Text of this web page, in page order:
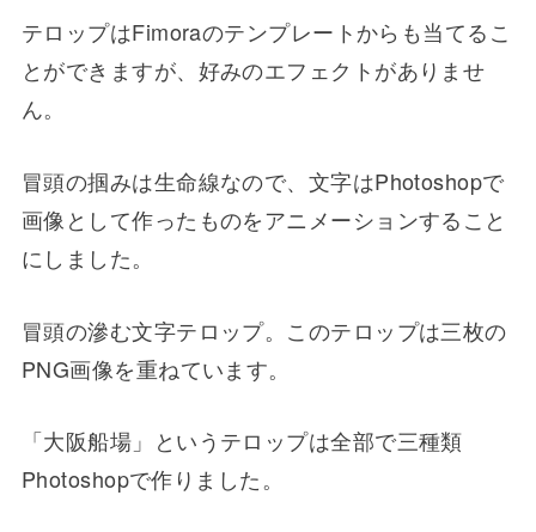
テロップはFimoraのテンプレートからも当てるこ
とができますが、好みのエフェクトがありませ
ん。
冒頭の掴みは生命線なので、文字はPhotoshopで
画像として作ったものをアニメーションすること
にしました。
冒頭の滲む文字テロップ。このテロップは三枚の
PNG画像を重ねています。
「大阪船場」というテロップは全部で三種類
Photoshopで作りました。